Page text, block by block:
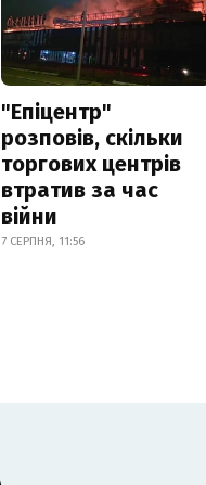
"Епіцентр"
розповів, скільки
торгових центрів
втратив за час
війни
7 СЕРПНЯ, 11:56